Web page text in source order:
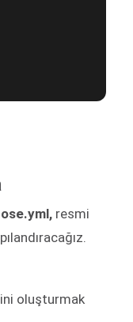
resmi
oluşturmak